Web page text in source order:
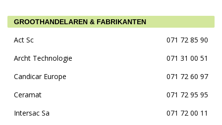
GROOTHANDELAREN & FABRIKANTEN
Act Sc
071 72 85 90
Archt Technologie
071 31 00 51
Candicar Europe
071 72 60 97
Ceramat
071 72 95 95
Intersac Sa
071 72 00 11